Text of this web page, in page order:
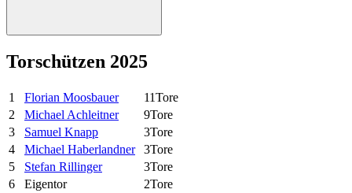
Torschützen 2025
1 Florian Moosbauer 11Tore
2
Michael Achleitner 9Tore
3
Samuel Knapp 3Tore
4
Michael Haberlandner 3Tore
5
Stefan Rillinger 3Tore
6
Eigentor 2Tore